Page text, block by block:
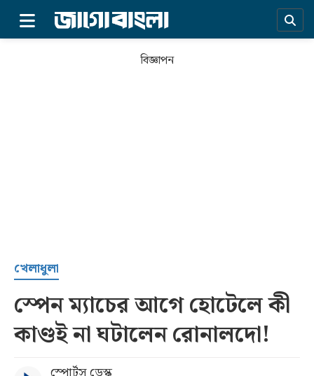
সর্বশেষ
বিজ্ঞাপন
খেলাধুলা
স্পেন ম্যাচের আগে হোটেলে কী
কাণ্ডই না ঘটালেন রোনালদো!